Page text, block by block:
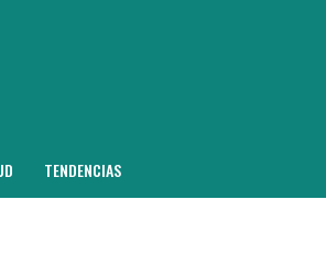
TENDENCIAS